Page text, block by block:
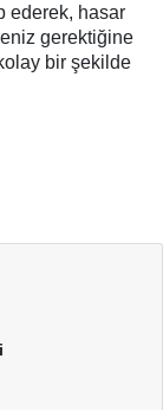
ederek, hasar
gerektiğine
bir şekilde